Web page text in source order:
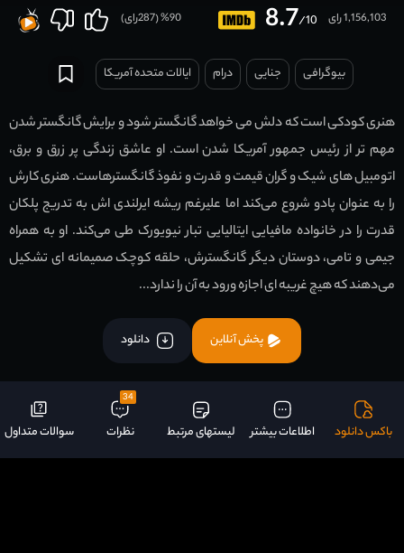
8.7/10 1,156,103 رای 90
% (
287رای)
بیوگرافی جنایی درام ایالات متحده آمریکا
هنری کودکی است که دلش می خواهد گانگستر شود و برایش گانگستر شدن
مهم تر از رئیس جمهور آمریکا شدن است. او عاشق زندگی پر زرق و برق،
اتومبیل های شیک و گران قیمت و قدرت و نفوذ گانگسترهاست. هنری کارش
را به عنوان پادو شروع می‌کند اما علیرغم ریشه ایرلندی اش به تدریج پلکان
قدرت را در خانواده مافیایی ایتالیایی تبار نیویورک طی می‌کند. او به همراه
جیمی و تامی، دوستان دیگر گانگسترش، حلقه کوچک صمیمانه ای تشکیل
می‌دهند که هیچ غریبه ای اجازه ورود به آن را ندارد...
پخش آنلاین دانلود
باکس دانلود اطلاعات بیشتر لیستهای مرتبط
34
نظرات سوالات متداول